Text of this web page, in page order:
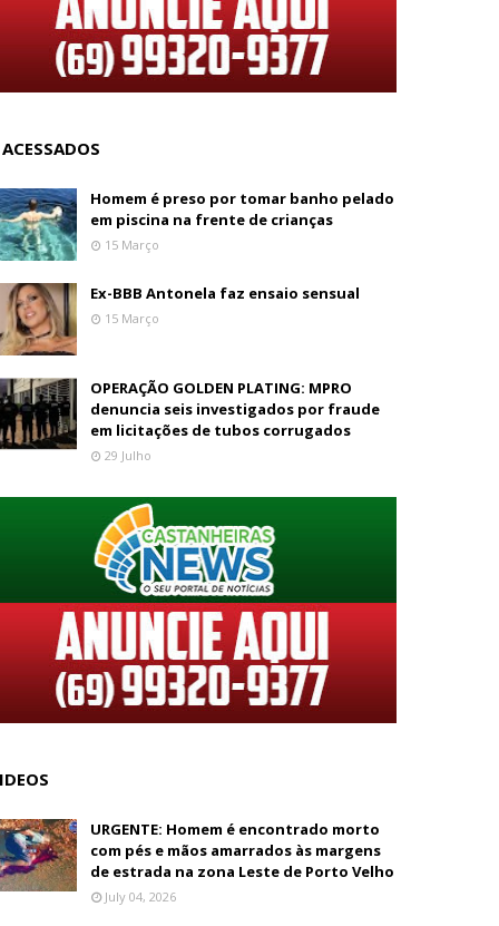
Homem é preso por tomar banho pelado
em piscina na frente de crianças
15 Março
Ex-BBB Antonela faz ensaio sensual
15 Março
OPERAÇÃO GOLDEN PLATING: MPRO
denuncia seis investigados por fraude
em licitações de tubos corrugados
29 Julho
URGENTE: Homem é encontrado morto
com pés e mãos amarrados às margens
de estrada na zona Leste de Porto Velho
July 04, 2026